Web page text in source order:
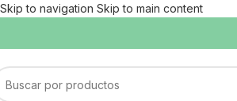
Skip to navigation Skip to main content